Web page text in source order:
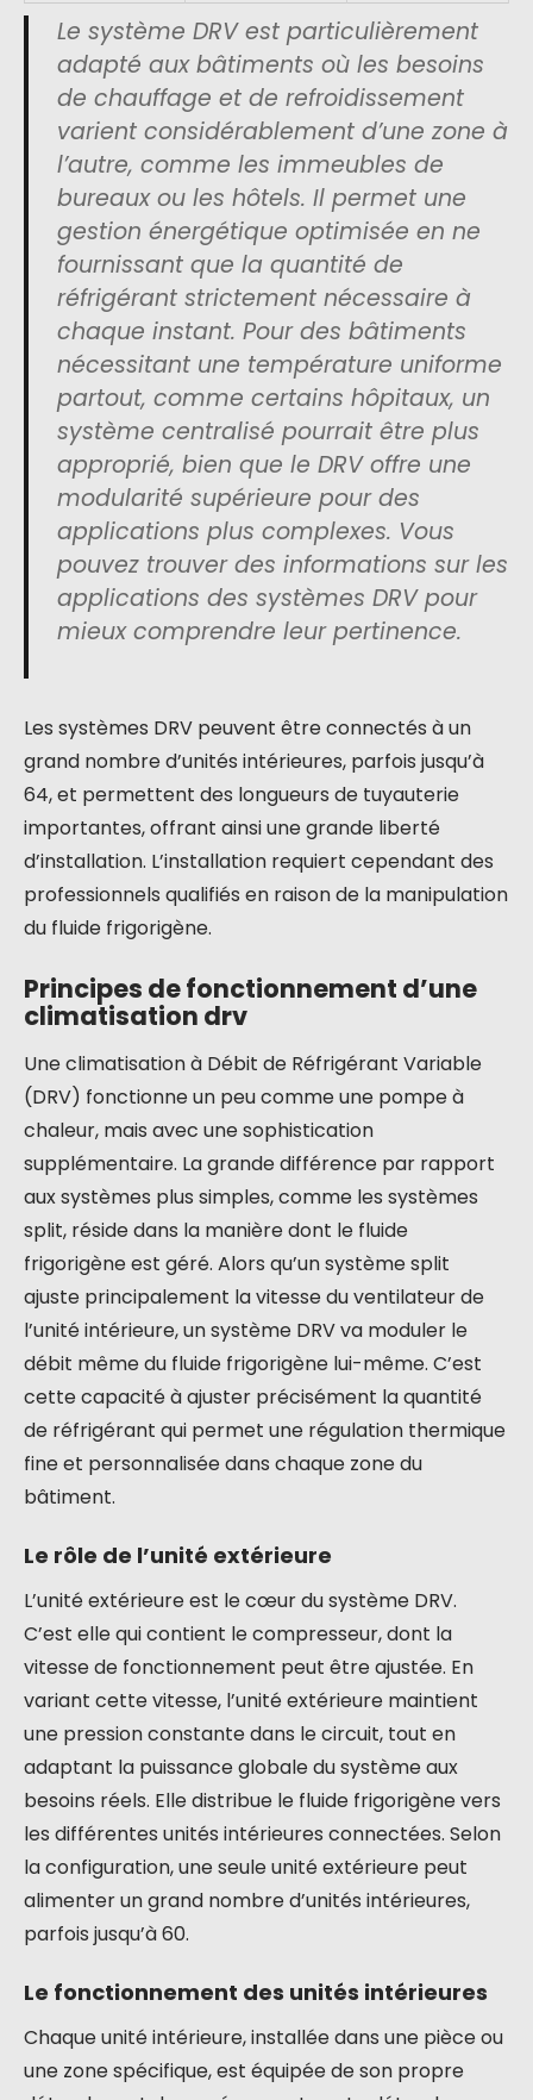
Le système DRV est particulièrement
adapté aux bâtiments où les besoins
de chauffage et de refroidissement
varient considérablement d’une zone à
l’autre, comme les immeubles de
bureaux ou les hôtels. Il permet une
gestion énergétique optimisée en ne
fournissant que la quantité de
réfrigérant strictement nécessaire à
chaque instant. Pour des bâtiments
nécessitant une température uniforme
partout, comme certains hôpitaux, un
système centralisé pourrait être plus
approprié, bien que le DRV offre une
modularité supérieure pour des
applications plus complexes. Vous
pouvez trouver des informations sur les
applications des systèmes DRV pour
mieux comprendre leur pertinence.
Les systèmes DRV peuvent être connectés à un
grand nombre d’unités intérieures, parfois jusqu’à
64, et permettent des longueurs de tuyauterie
importantes, offrant ainsi une grande liberté
d’installation. L’installation requiert cependant des
professionnels qualifiés en raison de la manipulation
du fluide frigorigène.
Principes de fonctionnement d’une
climatisation drv
Une climatisation à Débit de Réfrigérant Variable
(DRV) fonctionne un peu comme une pompe à
chaleur, mais avec une sophistication
supplémentaire. La grande différence par rapport
aux systèmes plus simples, comme les systèmes
split, réside dans la manière dont le fluide
frigorigène est géré. Alors qu’un système split
ajuste principalement la vitesse du ventilateur de
l’unité intérieure, un système DRV va moduler le
débit même du fluide frigorigène lui-même. C’est
cette capacité à ajuster précisément la quantité
de réfrigérant qui permet une régulation thermique
fine et personnalisée dans chaque zone du
bâtiment.
Le rôle de l’unité extérieure
L’unité extérieure est le cœur du système DRV.
C’est elle qui contient le compresseur, dont la
vitesse de fonctionnement peut être ajustée. En
variant cette vitesse, l’unité extérieure maintient
une pression constante dans le circuit, tout en
adaptant la puissance globale du système aux
besoins réels. Elle distribue le fluide frigorigène vers
les différentes unités intérieures connectées. Selon
la configuration, une seule unité extérieure peut
alimenter un grand nombre d’unités intérieures,
parfois jusqu’à 60.
Le fonctionnement des unités intérieures
Chaque unité intérieure, installée dans une pièce ou
une zone spécifique, est équipée de son propre